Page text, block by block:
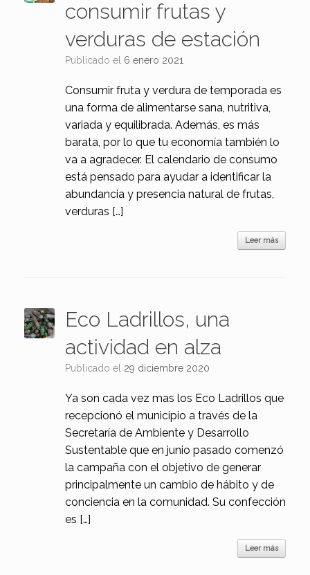
consumir frutas y
verduras de estación
Publicado el 6 enero 2021
Consumir fruta y verdura de temporada es
una forma de alimentarse sana, nutritiva,
variada y equilibrada. Además, es más
barata, por lo que tu economía también lo
va a agradecer. El calendario de consumo
está pensado para ayudar a identificar la
abundancia y presencia natural de frutas,
verduras […]
Leer más
Eco Ladrillos, una
actividad en alza
Publicado el 29 diciembre 2020
Ya son cada vez mas los Eco Ladrillos que
recepcionó el municipio a través de la
Secretaría de Ambiente y Desarrollo
Sustentable que en junio pasado comenzó
la campaña con el objetivo de generar
principalmente un cambio de hábito y de
conciencia en la comunidad. Su confección
es […]
Leer más